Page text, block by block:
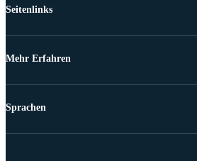
Seitenlinks
Mehr Erfahren
Sprachen